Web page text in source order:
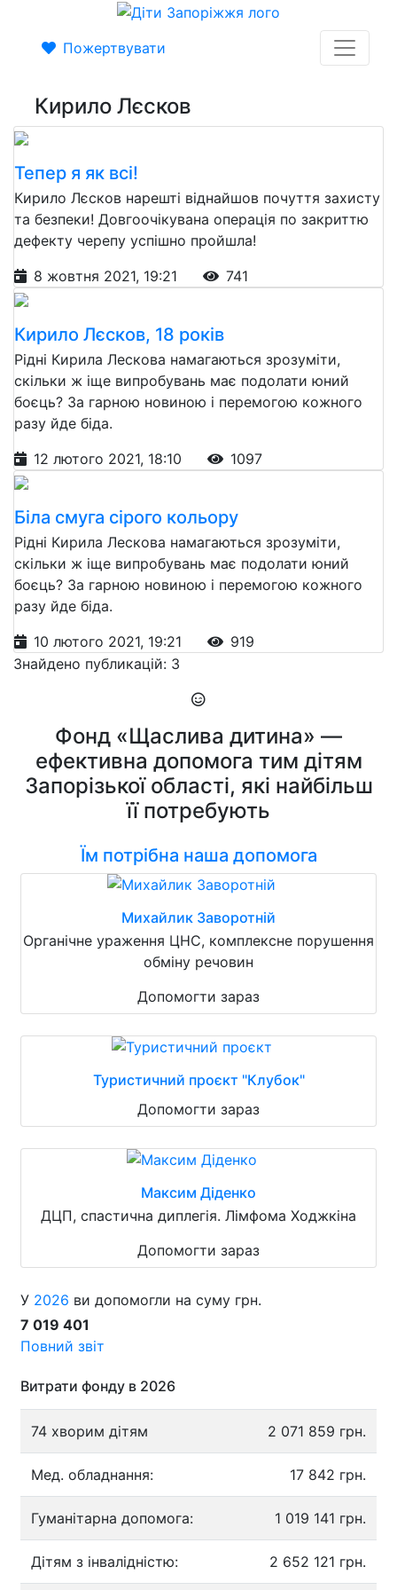
Пожертвувати
Кирило Лєсков
Тепер я як всі!
Кирило Лєсков нарешті віднайшов почуття захисту
та безпеки! Довгоочікувана операція по закриттю
дефекту черепу успішно пройшла!
8 жовтня 2021, 19:21
741
Кирило Лєсков, 18 років
Рідні Кирила Лескова намагаються зрозуміти,
скільки ж іще випробувань має подолати юний
боєць? За гарною новиною і перемогою кожного
разу йде біда.
12 лютого 2021, 18:10
1097
Біла смуга сірого кольору
Рідні Кирила Лескова намагаються зрозуміти,
скільки ж іще випробувань має подолати юний
боєць? За гарною новиною і перемогою кожного
разу йде біда.
10 лютого 2021, 19:21
919
Знайдено публикацій: 3
Фонд «Щаслива дитина» —
ефективна допомога тим дітям
Запорізької області, які найбільш
її потребують
Їм потрібна наша допомога
Михайлик Заворотній
Органічне ураження ЦНС, комплексне порушення
обміну речовин
Допомогти зараз
Туристичний проєкт "Клубок"
Допомогти зараз
Максим Діденко
ДЦП, спастична диплегія. Лімфома Ходжкіна
Допомогти зараз
У 2026 ви допомогли на суму грн.
7 019 401
Повний звіт
Витрати фонду в 2026
74 хворим дітям 2 071 859 грн.
Мед. обладнання: 17 842 грн.
Гуманітарна допомога: 1 019 141 грн.
Дітям з інвалідністю: 2 652 121 грн.